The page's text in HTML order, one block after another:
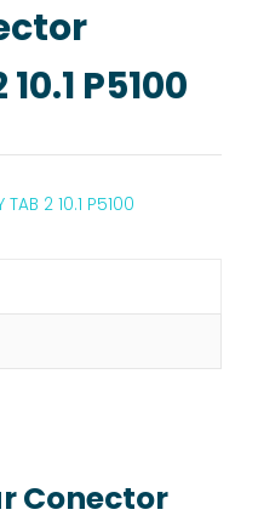
P5100
2 10.1 P5100
Conector